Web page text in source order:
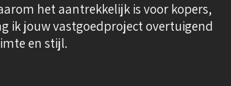
het aantrekkelijk is voor kopers,
ik jouw vastgoedproject overtuigend
en stijl.